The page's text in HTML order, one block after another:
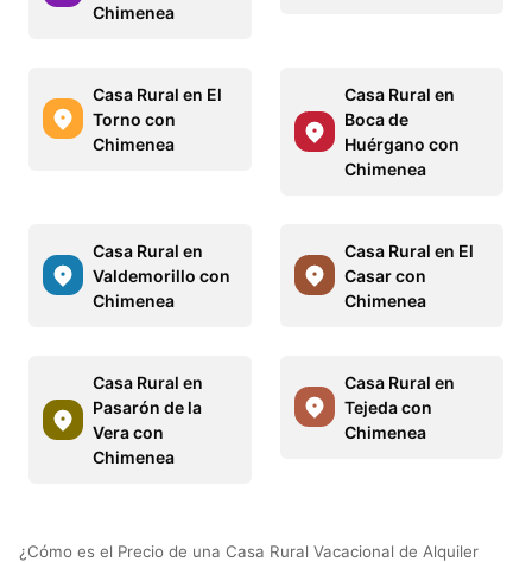
Chimenea
Casa Rural en El
Torno con
Chimenea
Casa Rural en
Boca de
Huérgano con
Chimenea
Casa Rural en
Valdemorillo con
Chimenea
Casa Rural en El
Casar con
Chimenea
Casa Rural en
Pasarón de la
Vera con
Chimenea
Casa Rural en
Tejeda con
Chimenea
¿Cómo es el Precio de una Casa Rural Vacacional de Alquiler